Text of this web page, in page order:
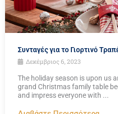
Συνταγές για το Γιορτινό
Δεκέμβριος 6, 2023
The holiday season is upon us
grand Christmas family table
and impress everyone with ...